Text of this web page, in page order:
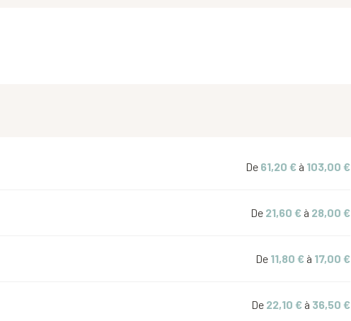
De 61,20 € à 103,00 €
De 21,60 € à 28,00 €
De 11,80 € à 17,00 €
De 22,10 € à 36,50 €